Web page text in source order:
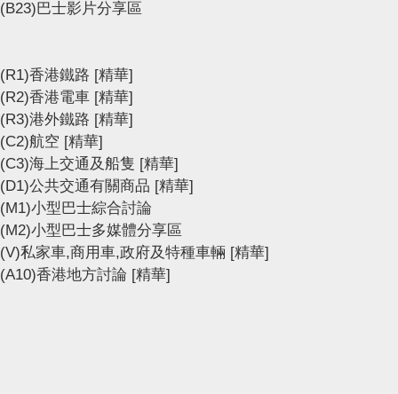
(B23)巴士影片分享區
(R1)香港鐵路 [精華]
(R2)香港電車 [精華]
(R3)港外鐵路 [精華]
(C2)航空 [精華]
(C3)海上交通及船隻 [精華]
(D1)公共交通有關商品 [精華]
(M1)小型巴士綜合討論
(M2)小型巴士多媒體分享區
(V)私家車,商用車,政府及特種車輛 [精華]
(A10)香港地方討論 [精華]